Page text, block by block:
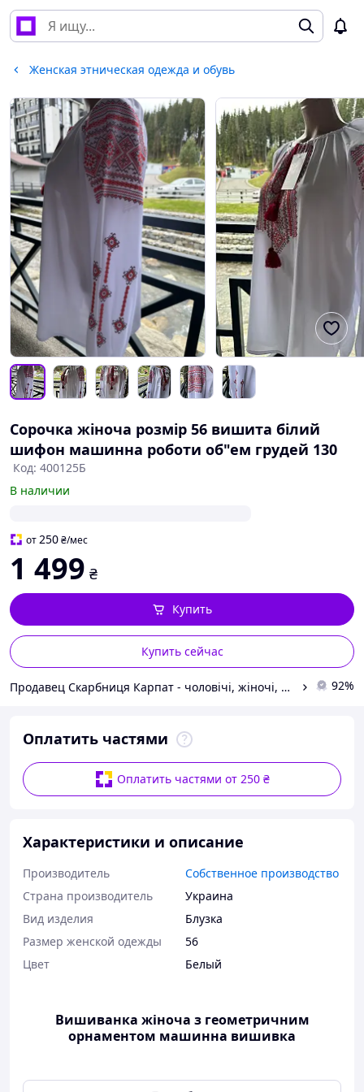
Женская этническая одежда и обувь
Сорочка жіноча розмір 56 вишита білий
шифон машинна роботи об"ем грудей 130
Код: 400125Б
В наличии
от250₴/мес
1 499 ₴
Купить сейчас
Купить
Продавец Скарбниця Карпат - чоловічі, жіночі, дитячі вишиванки, гердани, ручної роботи 92%
Оплатить частями
Оплатить частями от 250 ₴
Характеристики и описание
Производитель
Собственное производство
Страна производитель
Украина
Вид изделия
Блузка
Размер женской одежды
56
Цвет
Белый
Вишиванка жіноча з геометричним
орнаментом машинна вишивка
Розмір: